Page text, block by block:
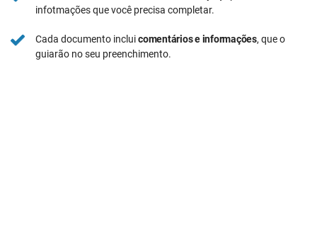
infotmações que você precisa completar.
Cada documento incluicomentários e informações, que o
guiarão no seu preenchimento.